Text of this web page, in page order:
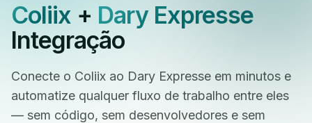
Coliix+ Dary Expresse
Integração
Conecte o Coliix ao Dary Expresse em minutos e
automatize qualquer fluxo de trabalho entre eles
— sem código, sem desenvolvedores e sem